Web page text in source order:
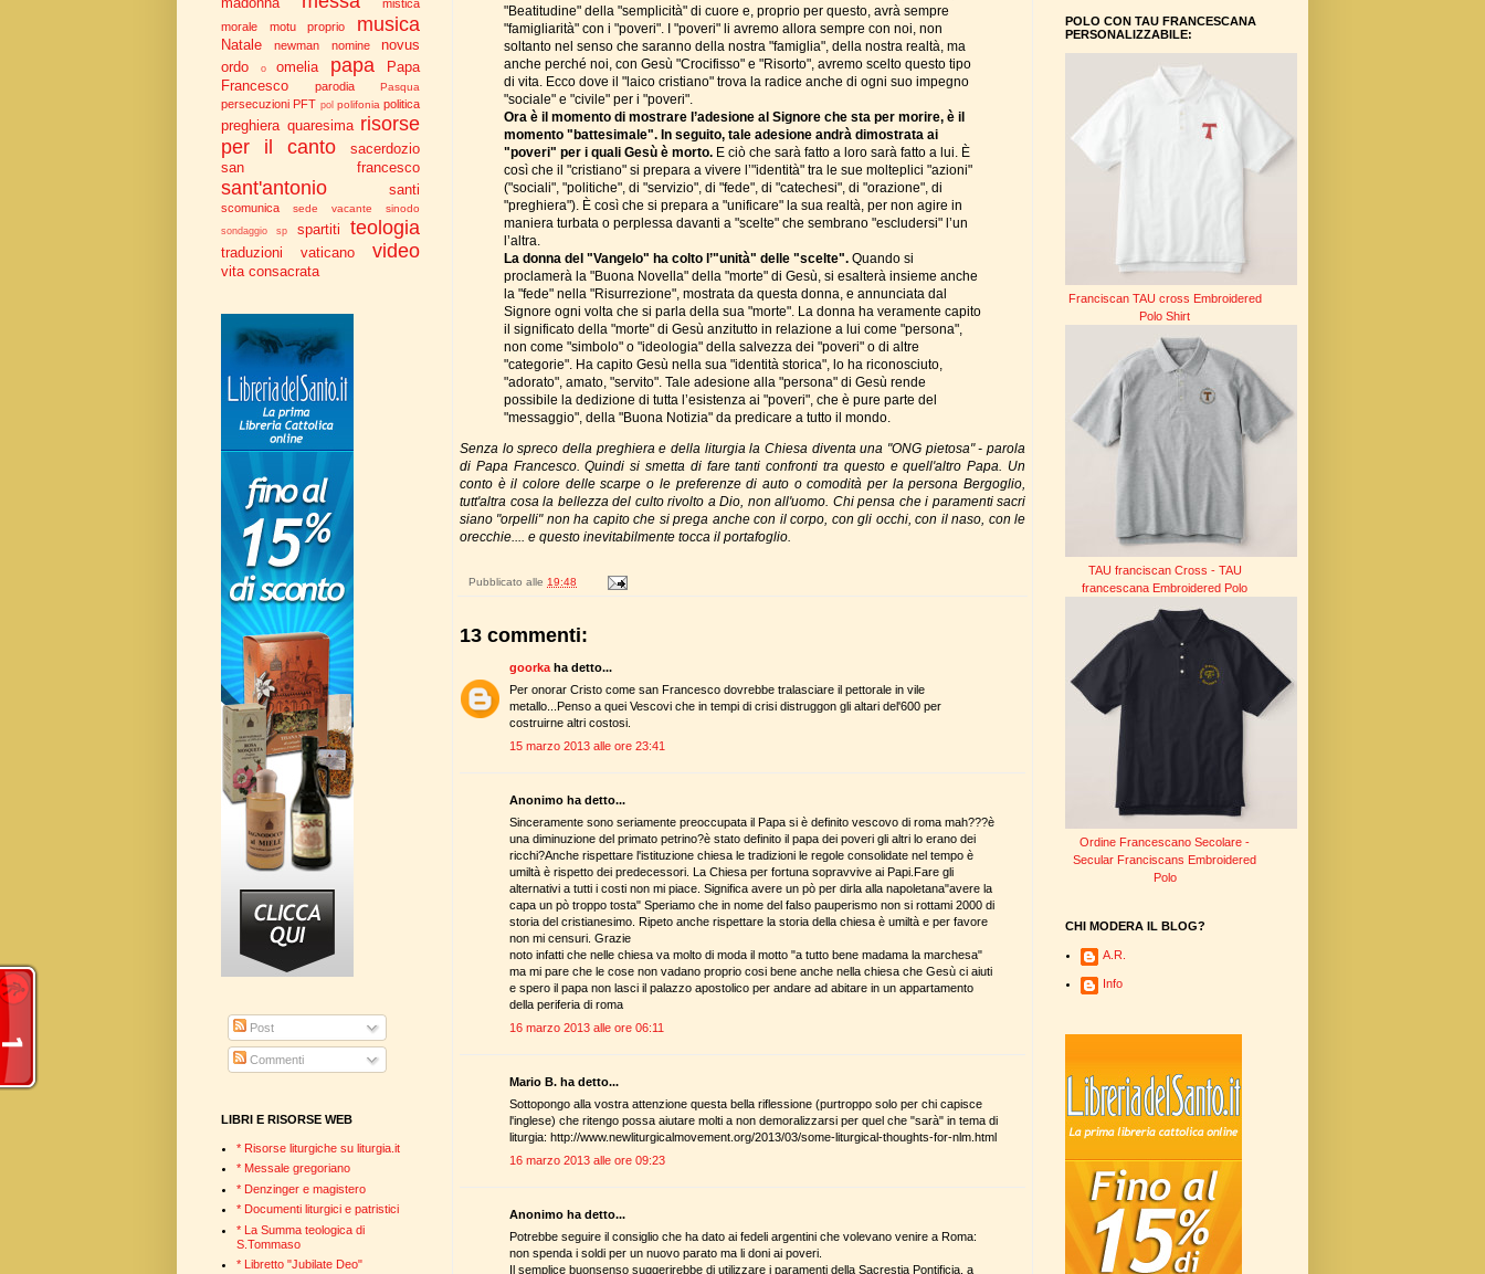
"Beatitudine" della "semplicità" di cuore e, proprio per questo, avrà sempre
"famigliarità" con i "poveri". I "poveri" li avremo allora sempre con noi, non
soltanto nel senso che saranno della nostra "famiglia", della nostra realtà, ma
anche perché noi, con Gesù "Crocifisso" e "Risorto", avremo scelto questo tipo
di vita. Ecco dove il "laico cristiano" trova la radice anche di ogni suo impegno
"sociale" e "civile" per i "poveri".
Ora è il momento di mostrare l’adesione al Signore che sta per morire, è il
momento "battesimale". In seguito, tale adesione andrà dimostrata ai
"poveri" per i quali Gesù è morto. E ciò che sarà fatto a loro sarà fatto a lui. È
così che il "cristiano" si prepara a vivere l’"identità" tra le sue molteplici "azioni"
("sociali", "politiche", di "servizio", di "fede", di "catechesi", di "orazione", di
"preghiera"). È così che si prepara a "unificare" la sua realtà, per non agire in
maniera turbata o perplessa davanti a "scelte" che sembrano "escludersi" l’un
l’altra.
La donna del "Vangelo" ha colto l’"unità" delle "scelte". Quando si
proclamerà la "Buona Novella" della "morte" di Gesù, si esalterà insieme anche
la "fede" nella "Risurrezione", mostrata da questa donna, e annunciata dal
Signore ogni volta che si parla della sua "morte". La donna ha veramente capito
il significato della "morte" di Gesù anzitutto in relazione a lui come "persona",
non come "simbolo" o "ideologia" della salvezza dei "poveri" o di altre
"categorie". Ha capito Gesù nella sua "identità storica", lo ha riconosciuto,
"adorato", amato, "servito". Tale adesione alla "persona" di Gesù rende
possibile la dedizione di tutta l’esistenza ai "poveri", che è pure parte del
"messaggio", della "Buona Notizia" da predicare a tutto il mondo.
Senza lo spreco della preghiera e della liturgia la Chiesa diventa una "ONG pietosa" - parola
di Papa Francesco. Quindi si smetta di fare tanti confronti tra questo e quell'altro Papa. Un
conto è il colore delle scarpe o le preferenze di auto o comodità per la persona Bergoglio,
tutt'altra cosa la bellezza del culto rivolto a Dio, non all'uomo. Chi pensa che i paramenti sacri
siano "orpelli" non ha capito che si prega anche con il corpo, con gli occhi, con il naso, con le
orecchie.... e questo inevitabilmente tocca il portafoglio.
Pubblicato alle 19:48
13 commenti:
goorka ha detto...
Per onorar Cristo come san Francesco dovrebbe tralasciare il pettorale in vile
metallo...Penso a quei Vescovi che in tempi di crisi distruggon gli altari del'600 per
costruirne altri costosi.
15 marzo 2013 alle ore 23:41
Anonimo ha detto...
Sinceramente sono seriamente preoccupata il Papa si è definito vescovo di roma mah???è
una diminuzione del primato petrino?è stato definito il papa dei poveri gli altri lo erano dei
ricchi?Anche rispettare l'istituzione chiesa le tradizioni le regole consolidate nel tempo è
umiltà è rispetto dei predecessori. La Chiesa per fortuna sopravvive ai Papi.Fare gli
alternativi a tutti i costi non mi piace. Significa avere un pò per dirla alla napoletana"avere la
capa un pò troppo tosta" Speriamo che in nome del falso pauperismo non si rottami 2000 di
storia del cristianesimo. Ripeto anche rispettare la storia della chiesa è umiltà e per favore
non mi censuri. Grazie
noto infatti che nelle chiesa va molto di moda il motto "a tutto bene madama la marchesa"
ma mi pare che le cose non vadano proprio cosi bene anche nella chiesa che Gesù ci aiuti
e spero il papa non lasci il palazzo apostolico per andare ad abitare in un appartamento
della periferia di roma
16 marzo 2013 alle ore 06:11
Mario B. ha detto...
Sottopongo alla vostra attenzione questa bella riflessione (purtroppo solo per chi capisce
l'inglese) che ritengo possa aiutare molti a non demoralizzarsi per quel che "sarà" in tema di
liturgia: http://www.newliturgicalmovement.org/2013/03/some-liturgical-thoughts-for-nlm.html
16 marzo 2013 alle ore 09:23
Anonimo ha detto...
Potrebbe seguire il consiglio che ha dato ai fedeli argentini che volevano venire a Roma:
non spenda i soldi per un nuovo parato ma li doni ai poveri.
Il semplice buonsenso suggerirebbe di utilizzare i paramenti della Sacrestia Pontificia, a
mistica
morale
motu proprio musica
Natale newman nomine
novus
ordo
o omelia papa
Papa
Francesco
parodia Pasqua
persecuzioni PFT pol polifonia politica
preghiera quaresima risorse
per il canto
sacerdozio
san francesco
sant'antonio santi
scomunica sede vacante sinodo
sondaggio sp spartiti teologia
traduzioni vaticano video
vita consacrata
Post
Commenti
LIBRI E RISORSE WEB
* Risorse liturgiche su liturgia.it
* Messale gregoriano
* Denzinger e magistero
* Documenti liturgici e patristici
* La Summa teologica di
S.Tommaso
* Libretto "Jubilate Deo"
POLO CON TAU FRANCESCANA
PERSONALIZZABILE:
Franciscan TAU cross Embroidered
Polo Shirt
TAU franciscan Cross - TAU
francescana Embroidered Polo
Ordine Francescano Secolare -
Secular Franciscans Embroidered
Polo
CHI MODERA IL BLOG?
A.R.
Info